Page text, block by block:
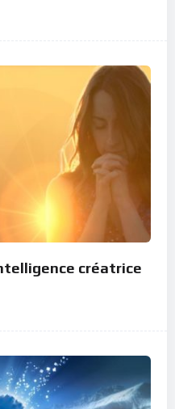
créatrice